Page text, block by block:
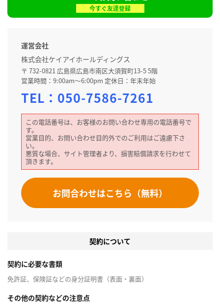
今すぐ友達登録
運営会社
株式会社ケイアイホールディングス
〒 732-0821 広島県広島市南区大須賀町13-5 5階
営業時間：9:00am～6:00pm 定休日：年末年始
TEL： 050-7586-7261
この電話番号は、お客様のお問い合わせ専用の電話番号で
す。
営業目的、お問い合わせ目的外でのご利用はご遠慮下さ
い。
悪質な場合、サイト管理者より、損害賠償請求を行わせて
頂きます。
お問合わせはこちら（無料）
契約について
契約に必要な書類
免許証、保険証などの身分証明書（表面・裏面）
その他の契約などの注意点